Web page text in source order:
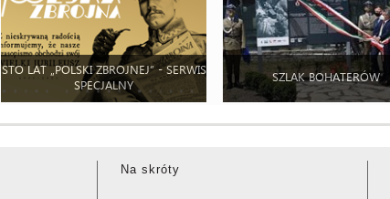
STO LAT „POLSKI ZBROJNEJ” - SERWIS
SPECJALNY
SZLAK BOHATERÓW
Na skróty